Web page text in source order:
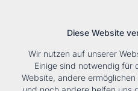
Diese Website
Wir nutzen auf unserer
Einige sind notwendig für
Website, andere